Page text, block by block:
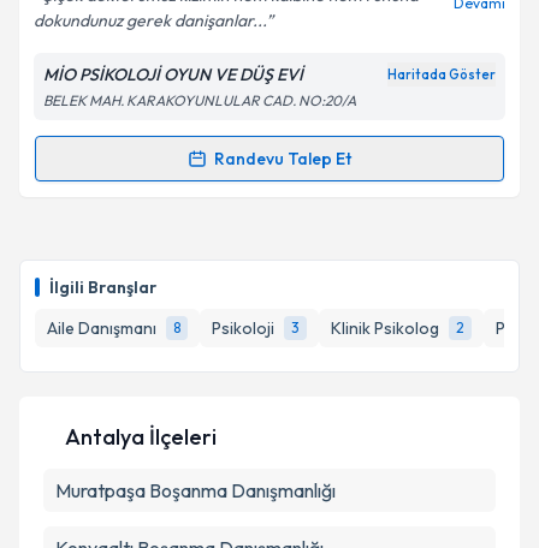
İlgili Branşlar
Aile Danışmanı
8 Psikoloji 3 Klinik Psikolog 2
Kişisel verilerimin işlenmesine ilişkin
Aydınlatma
Metni'ni okudum ve kişisel verilerimin belirtilen
kapsamda işlenmesini kabul ediyorum.
dokundunuz gerek danişanlar...
MİO PSİKOLOJİ OYUN VE DÜŞ EVİ Haritada Göster
BELEK MAH. KARAKOYUNLULAR CAD. NO:20/A
Randevu Talep Et
Randevu Takvimi Talebi
takvim hazırlandığında e-posta ile bilgilendireceğiz.
E-posta Adresiniz
Metni'ni okudum ve kişisel verilerimin belirtilen
Antalya İlçeleri
Muratpaşa Boşanma Danışmanlığı